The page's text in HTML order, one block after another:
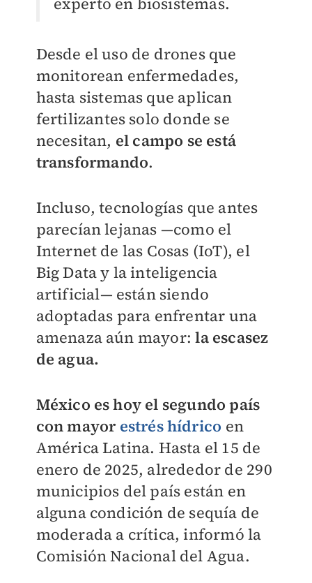
Desde el uso de drones que
monitorean enfermedades,
hasta sistemas que aplican
fertilizantes solo donde se
necesitan, el campo se está
transformando.
Incluso, tecnologías que antes
parecían lejanas —como el
Internet de las Cosas (IoT), el
Big Data y la inteligencia
artificial— están siendo
adoptadas para enfrentar una
amenaza aún mayor:la escasez
de agua.
México es hoy el segundo país
con mayor estrés hídrico en
América Latina. Hasta el 15 de
enero de 2025, alrededor de 290
municipios del país están en
alguna condición de sequía de
moderada a crítica, informó la
Comisión Nacional del Agua.